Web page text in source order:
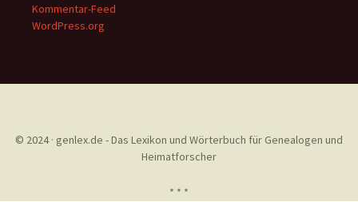
Kommentar-Feed
WordPress.org
© 2024 · genlex.de - Das Lexikon und Wörterbuch für Genealogen und
Heimatforscher
* * *